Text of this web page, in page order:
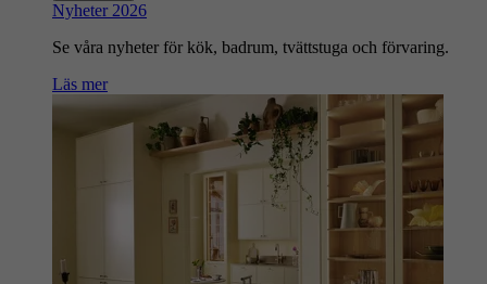
Nyheter 2026
Se våra nyheter för kök, badrum, tvättstuga och förvaring.
Läs mer